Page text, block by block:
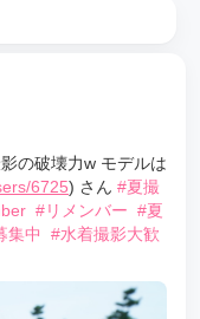
の破壊力w モデルは
6725) さん #夏撮
#リメンバー #夏
集中
#水着撮影大歓